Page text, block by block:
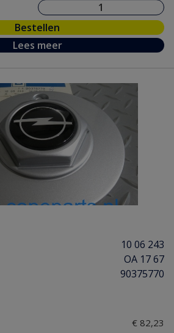
Bestellen
Lees meer
10 06 243
OA 17 67
90375770
€ 82,23